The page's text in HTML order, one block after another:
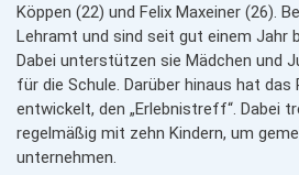
Köppen (22) und Felix Maxeiner (26).
Lehramt und sind seit gut einem Jahr
Dabei unterstützen sie Mädchen und
für die Schule. Darüber hinaus hat das
entwickelt, den „Erlebnistreff“. Dabei
regelmäßig mit zehn Kindern, um
unternehmen.